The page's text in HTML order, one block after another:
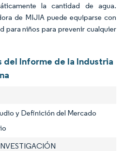
la cantidad de agua.
de MIJIA puede equiparse con
para niños para prevenir cualquier
del Informe de la Industria
y Definición del Mercado